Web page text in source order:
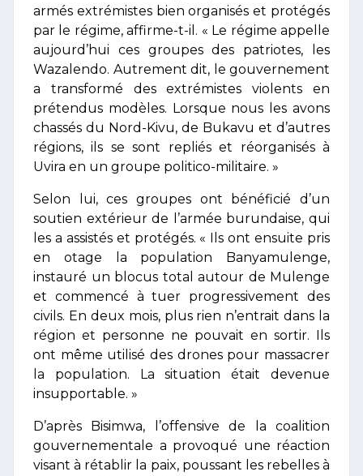
armés extrémistes bien organisés et protégés
par le régime, affirme-t-il. « Le régime appelle
aujourd’hui ces groupes des patriotes, les
Wazalendo. Autrement dit, le gouvernement
a transformé des extrémistes violents en
prétendus modèles. Lorsque nous les avons
chassés du Nord-Kivu, de Bukavu et d’autres
régions, ils se sont repliés et réorganisés à
Uvira en un groupe politico-militaire. »
Selon lui, ces groupes ont bénéficié d’un
soutien extérieur de l’armée burundaise, qui
les a assistés et protégés. « Ils ont ensuite pris
en otage la population Banyamulenge,
instauré un blocus total autour de Mulenge
et commencé à tuer progressivement des
civils. En deux mois, plus rien n’entrait dans la
région et personne ne pouvait en sortir. Ils
ont même utilisé des drones pour massacrer
la population. La situation était devenue
insupportable. »
D’après Bisimwa, l’offensive de la coalition
gouvernementale a provoqué une réaction
visant à rétablir la paix, poussant les rebelles à